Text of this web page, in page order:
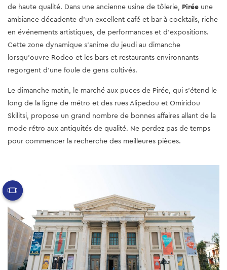
de haute qualité. Dans une ancienne usine de tôlerie, Pirée une
ambiance décadente d’un excellent café et bar à cocktails, riche
en événements artistiques, de performances et d'expositions.
Cette zone dynamique s'anime du jeudi au dimanche
lorsqu'ouvre Rodeo et les bars et restaurants environnants
regorgent d'une foule de gens cultivés.
Le dimanche matin, le marché aux puces de Pirée, qui s'étend le
long de la ligne de métro et des rues Alipedou et Omiridou
Skilitsi, propose un grand nombre de bonnes affaires allant de la
mode rétro aux antiquités de qualité. Ne perdez pas de temps
pour commencer la recherche des meilleures pièces.